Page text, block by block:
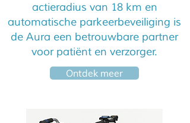
actieradius van 18 km en
automatische parkeerbeveiliging is
de Aura een betrouwbare partner
voor patiënt en verzorger.
Ontdek meer